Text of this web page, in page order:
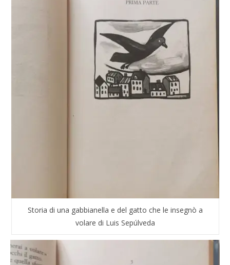
Storia di una gabbianella e del gatto che le insegnò a
volare di Luis Sepúlveda